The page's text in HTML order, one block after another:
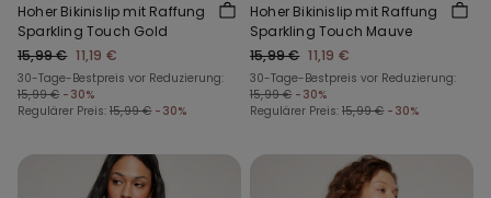
Hoher Bikinislip mit Raffung
Sparkling Touch Gold
15,99 € 11,19 €
30-Tage-Bestpreis vor Reduzierung:
15,99 € -30%
Regulärer Preis: 15,99 € -30%
Hoher Bikinislip mit Raffung
Sparkling Touch Mauve
15,99 € 11,19 €
30-Tage-Bestpreis vor Reduzierung:
15,99 € -30%
Regulärer Preis: 15,99 € -30%